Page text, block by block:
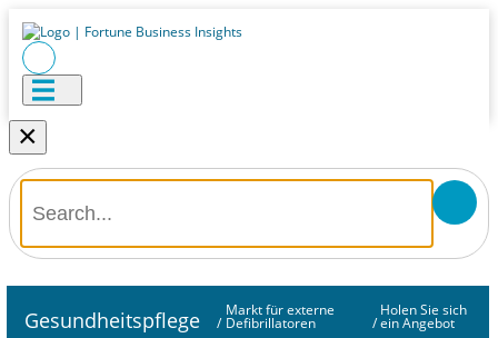
×
Gesundheitspflege /
Markt für externe
Defibrillatoren /
Holen Sie sich
ein Angebot